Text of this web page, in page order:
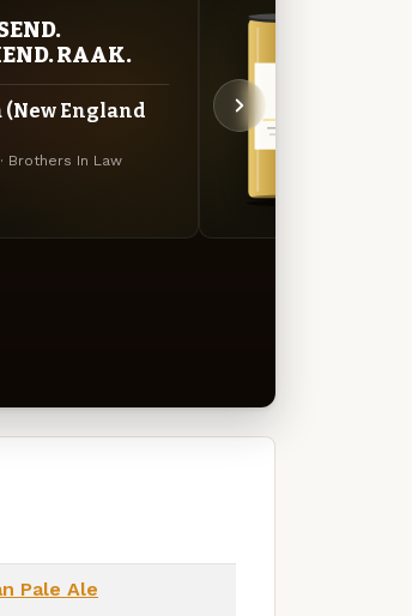
RAAK.
(New England
Brothers In Law
Pale Ale